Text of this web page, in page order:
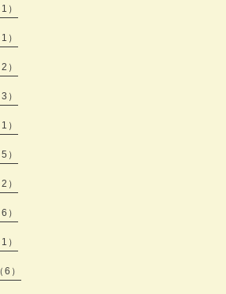
）
）
）
）
）
）
）
）
）
）